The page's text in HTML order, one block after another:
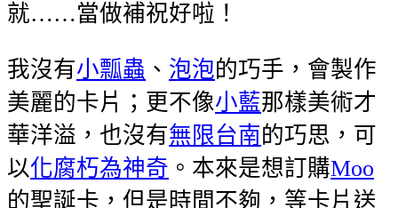
就……當做補祝好啦！
我沒有小瓢蟲 、 泡泡的巧手，會製作
美麗的卡片；更不像小藍那樣美術才
華洋溢，也沒有無限台南的巧思，可
以化腐朽為神奇 。本來是想訂購Moo
的聖誕卡，但是時間不夠，等卡片送